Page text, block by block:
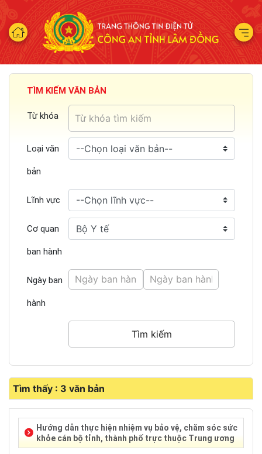
TÌM KIẾM VĂN BẢN
Từ khóa
Loại văn
bản
Lĩnh vực
Cơ quan
ban hành
Ngày ban
hành
Tìm thấy : 3 văn bản
Hướng dẫn thực hiện nhiệm vụ bảo vệ, chăm sóc sức
khỏe cán bộ tỉnh, thành phố trực thuộc Trung ương